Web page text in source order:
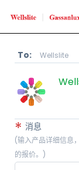
To: Wellslite
* 消息
(输入产品详细信息
的报价。)